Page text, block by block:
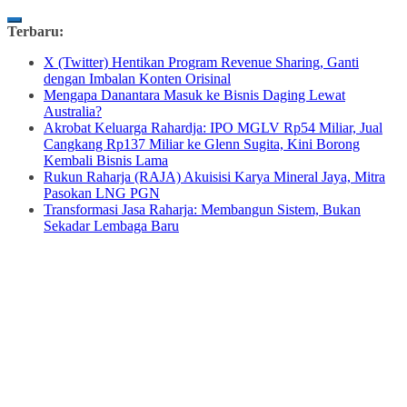
Skip
content
Terbaru:
X (Twitter) Hentikan Program Revenue Sharing, Ganti
dengan Imbalan Konten Orisinal
Mengapa Danantara Masuk ke Bisnis Daging Lewat
Australia?
Akrobat Keluarga Rahardja: IPO MGLV Rp54 Miliar, Jual
Cangkang Rp137 Miliar ke Glenn Sugita, Kini Borong
Kembali Bisnis Lama
Rukun Raharja (RAJA) Akuisisi Karya Mineral Jaya, Mitra
Pasokan LNG PGN
Transformasi Jasa Raharja: Membangun Sistem, Bukan
Sekadar Lembaga Baru